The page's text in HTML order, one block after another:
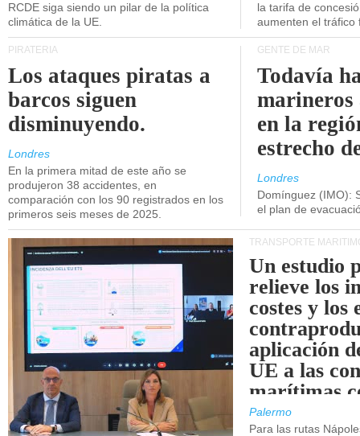
RCDE siga siendo un pilar de la política
climática de la UE.
la tarifa de
aumenten el tráfico
PIRATERÍA
Los ataques piratas a
barcos siguen
disminuyendo.
Londres
En la primera mitad de este año se
produjeron 38 accidentes, en
comparación con los 90 registrados en los
primeros seis meses de 2025.
GENTE DE MAR
Todavía
marineros
en la
estrecho
Londres
Domínguez (IMO):
el plan de
TRANSPORTE
Un estudio
relieve los
costes y los
aplicación
UE a las
marítimas
de Sicilia.
Palermo
Para las rutas